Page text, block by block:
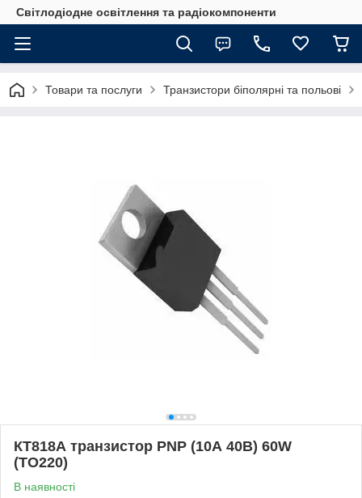
Світлодіодне освітлення та радіокомпоненти
Товари та послуги Транзистори біполярні та польові
КТ818А транзистор PNP (10А 40В) 60W
(ТО220)
В наявності